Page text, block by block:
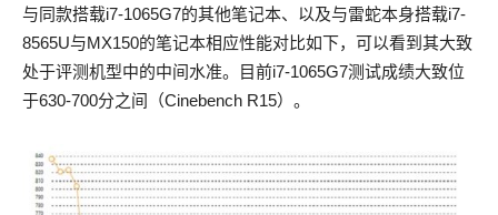
与同款搭载i7-1065G7的其他笔记本、以及与雷蛇本身搭载i7-
8565U与MX150的笔记本相应性能对比如下，可以看到其大致
处于评测机型中的中间水准。目前i7-1065G7测试成绩大致位
于630-700分之间（Cinebench R15）。